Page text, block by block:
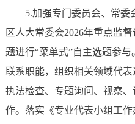
5.加强专门委员会、常委
区人大常委会2026年重点监
题进行“菜单式”自主选题参
联系职能，组织相关领域代表
执法检查、专题询问、视察
作。落实《专业代表小组工